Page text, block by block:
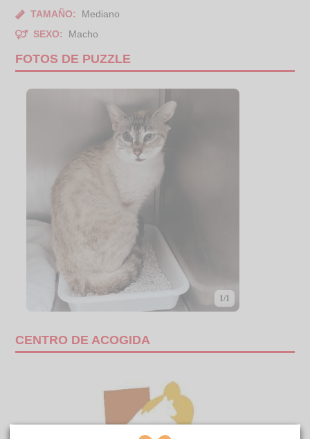
TAMAÑO:
Mediano
SEXO:
Macho
FOTOS DE PUZZLE
1/1
CENTRO DE ACOGIDA